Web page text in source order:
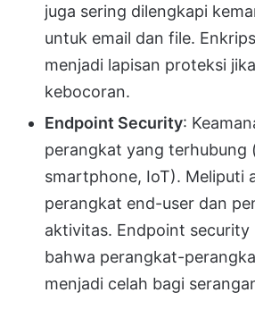
juga sering dilengkapi
untuk email dan file.
menjadi lapisan proteksi
kebocoran.
Endpoint Security:
perangkat yang terhubung
smartphone, IoT). Meliputi
perangkat end-user dan
aktivitas. Endpoint security
bahwa perangkat-
menjadi celah bagi